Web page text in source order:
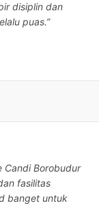
disiplin dan
puas.”
Candi Borobudur
fasilitas
banget untuk